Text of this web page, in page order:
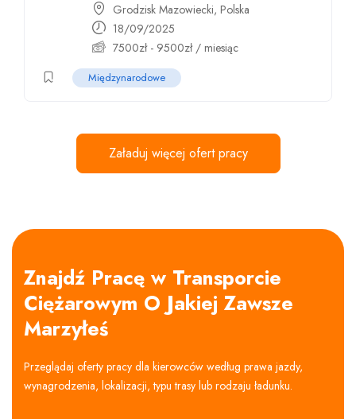
Grodzisk Mazowiecki, Polska
18/09/2025
7500zł- 9500zł/ miesiąc
Międzynarodowe
Załaduj więcej ofert pracy
Znajdź Pracę w Transporcie
Ciężarowym O Jakiej Zawsze
Marzyłeś
Przeglądaj oferty pracy dla kierowców według prawa jazdy,
wynagrodzenia, lokalizacji, typu trasy lub rodzaju ładunku.